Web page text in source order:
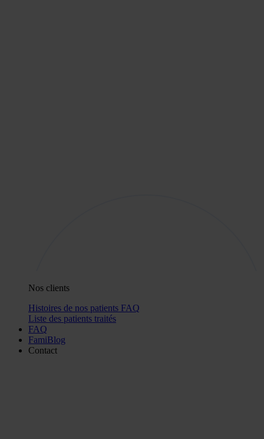
Nos clients
Histoires de nos patients FAQ
Liste des patients traités
FAQ
FamiBlog
Contact